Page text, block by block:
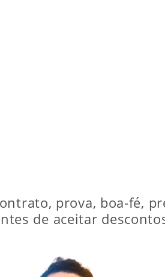
prova, boa-fé,
de aceitar